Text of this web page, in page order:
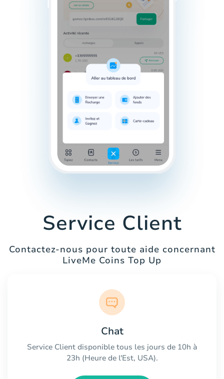
Service Client
Contactez-nous pour toute aide concernant
LiveMe Coins Top Up
Chat
Service Client disponible tous les jours de 10h à
23h (Heure de l'Est, USA).